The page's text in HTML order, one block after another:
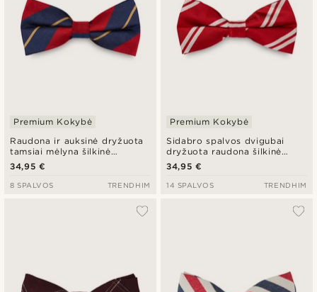
Raudona ir auksinė dryžuota
tamsiai mėlyna šilkinė
peteliškė
Premium Kokybė
34,95 €
8 SPALVOS TRENDHIM
Sidabro spalvos dvigubai
dryžuota raudona šilkinė
peteliškė
Premium Kokybė
34,95 €
14 SPALVOS TRENDHIM